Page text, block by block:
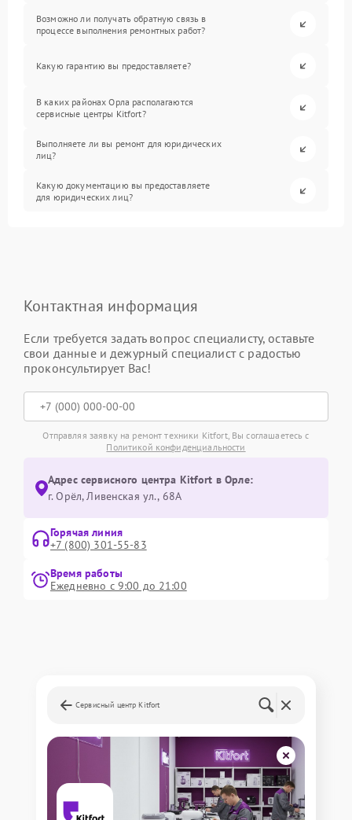
Возможно ли получать обратную связь в
процессе выполнения ремонтных работ?
Какую гарантию вы предоставляете?
В каких районах Орла располагаются
сервисные центры Kitfort?
Выполняете ли вы ремонт для юридических
лиц?
Какую документацию вы предоставляете
для юридических лиц?
Контактная информация
Если требуется задать вопрос специалисту, оставьте
свои данные и дежурный специалист с радостью
проконсультирует Вас!
Отправляя заявку на ремонт техники Kitfort, Вы соглашаетесь с
Политикой конфиденциальности
Адрес сервисного центра Kitfort в Орле:
г. Орёл, Ливенская ул., 68А
Горячая линия
+7 (800) 301-55-83
Время работы
Ежедневно с 9:00 до 21:00
Сервисный центр Kitfort